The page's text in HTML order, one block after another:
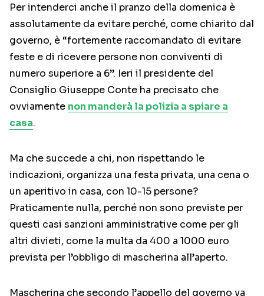
Per intenderci anche il pranzo della domenica è
assolutamente da evitare perché, come chiarito dal
governo, è “fortemente raccomandato di evitare
feste e di ricevere persone non conviventi di
numero superiore a 6”. Ieri il presidente del
Consiglio Giuseppe Conte ha precisato che
ovviamente non manderà la polizia a spiare a
casa.
Ma che succede a chi, non rispettando le
indicazioni, organizza una festa privata, una cena o
un aperitivo in casa, con 10-15 persone?
Praticamente nulla, perché non sono previste per
questi casi sanzioni amministrative come per gli
altri divieti, come la multa da 400 a 1000 euro
prevista per l’obbligo di mascherina all’aperto.
Mascherina che secondo l’appello del governo va